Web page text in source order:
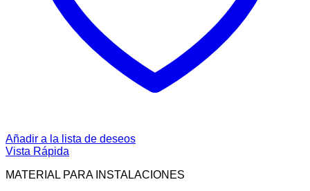
Añadir a la lista de deseos
Vista Rápida
MATERIAL PARA INSTALACIONES